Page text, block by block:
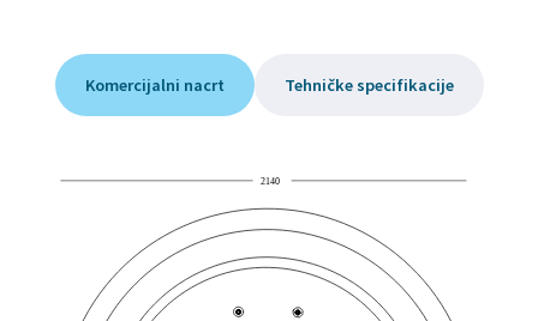
Komercijalni nacrt Tehničke specifikacije